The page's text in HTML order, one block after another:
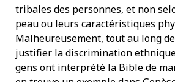
tribales des personnes, et non
peau ou leurs caractéristiques
Malheureusement, tout au long
justifier la discrimination
gens ont interprété la Bible de